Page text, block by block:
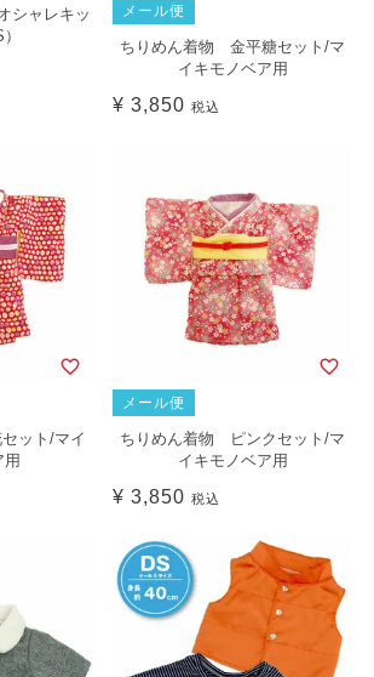
シャレキッ
メール便
ちりめん着物 金平糖セット/マ
イキモノベア用
¥ 3,850 税込
ット/マイ
用
メール便
ちりめん着物 ピンクセット/マ
イキモノベア用
¥ 3,850 税込